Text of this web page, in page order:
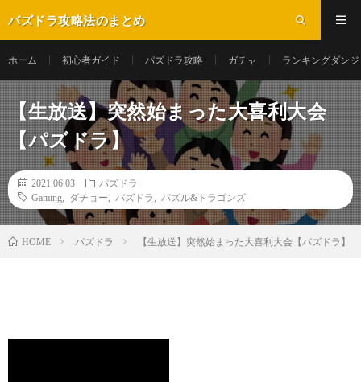
パズドラ攻略法のまとめ
ホーム 初心者ガイド パズドラ攻略 ガチャ ランキングダン
【生放送】突然始まった大喜利大会
【パズドラ】
2021.06.03
パズドラ
Gaming
ダチョー パズドラ パズル&ドラゴンズ
HOME パズドラ 【生放送】突然始まった大喜利大会【パズドラ】